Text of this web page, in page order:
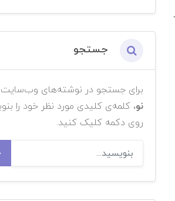
جستجو
برای جستجو در نوشته‌های وب‌سایت
نو، کلمه‌ی کلیدی مورد نظر خود را
روی دکمه کلیک کنید.